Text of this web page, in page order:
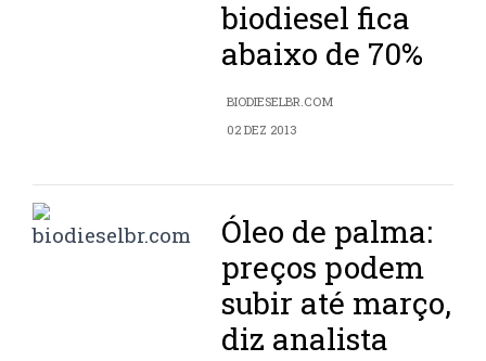
biodiesel fica
abaixo de 70%
BIODIESELBR.COM
02 DEZ 2013
Óleo de palma:
preços podem
subir até março,
diz analista